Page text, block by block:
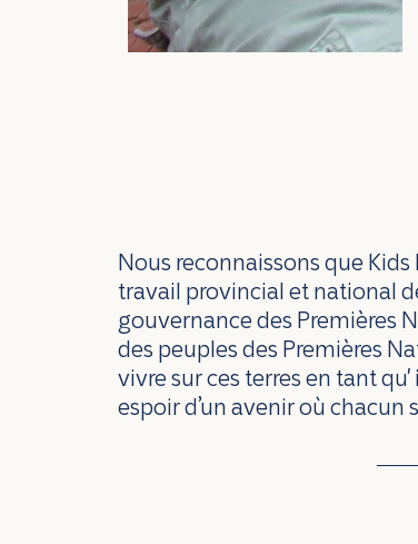
Nous reconnaissons que
travail provincial et national
gouvernance des Premières
des peuples des Premières
vivre sur ces terres en tant
espoir d’un avenir où chacun